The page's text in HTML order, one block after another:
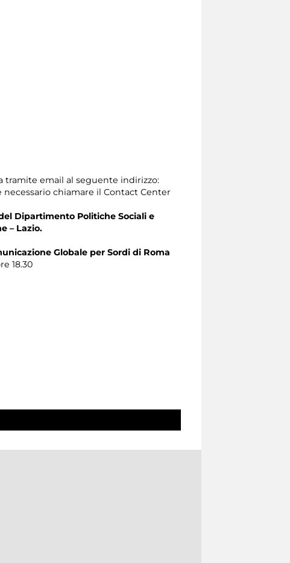
tramite email al seguente indirizzo:
necessario chiamare il Contact Center
Dipartimento Politiche Sociali e
– Lazio.
Globale per Sordi di Roma
18.30